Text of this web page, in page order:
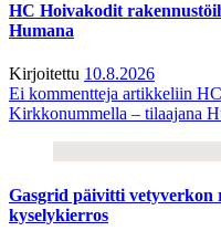
HC Hoivakodit
Humana
Kirjoitettu 10.8.2026
Ei kommentteja artikkeliin
Kirkkonummella – tilaajana
Gasgrid päivitti vetyverkon
kyselykierros